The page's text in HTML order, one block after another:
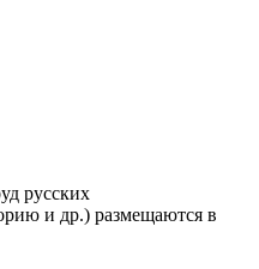
русских
и др.) размещаются в